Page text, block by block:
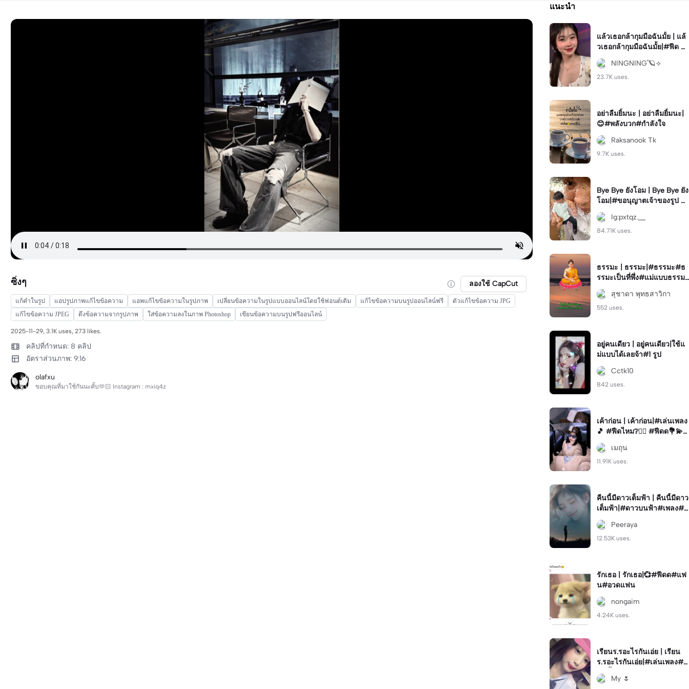
ซิ่งๆ ลองใช้ CapCut
แก้คำในรูป แอปรูปภาพแก้ไขข้อความ แอพแก้ไขข้อความในรูปภาพ เปลี่ยนข้อความในรูปแบบออนไลน์โดยใช้ฟอนต์เดิม แก้ไขข้อความบนรูปออนไลน์ฟรี
ตัวแก้ไขข้อความ JPG
แก้ไขข้อความ JPEG
ดึงข้อความจากรูปภาพ ใส่ข้อความลงในภาพ Photoshop เขียนข้อความบนรูปฟรีออนไลน์
2025-11-29, 3.1K uses, 273 likes.
คลิปที่กำหนด: 8 คลิป
อัตราส่วนภาพ: 9:16
olafxu
ขอบคุณที่มาใช้กันนะคั้บ🫶🏻 Instagram : mxiq4z
แนะนำ
แล้วเธอกล้ากุมมือฉันมั้ย | แล้
วเธอกล้ากุมมือฉันมั้ย|#ฟีด #
โทน #เล่นเพลง #มาแรง #ฮิ
ต
NINGNING˚🪐⟢
23.7K uses.
อย่าลืมยิ้มนะ | อย่าลืมยิ้มนะ|
😊#พลังบวก#กำลังใจ
Raksanook Tk
9.7K uses.
Bye Bye ยังโอม | Bye Bye ยัง
โอม|#ขอนุญาตเจ้าของรูป #
ภาพซ้อน #กำลังฮิต
Ig:pxtqz.__
84.71K uses.
ธรรมะ | ธรรมะ|#ธรรมะ#ธ
รรมะเป็นที่พึ่ง#แม่แบบธรรมะ
#sudawan
สุชาดา พุทธสาวิกา
552 uses.
อยู่คนเดียว | อยู่คนเดียว|ใช้แ
ม่แบบได้เลยจ้า#1 รูป
Cctk10
842 uses.
เค้าก่อน | เค้าก่อน|#เล่นเพลง
🎵 #ฟีดไหม❔🖐🏻 #ฟีดด💐💫
#ฟีดหน่อย🧋 #ฟีดเธอ
เมถุน
11.91K uses.
คืนนี้มีดาวเต็มฟ้า | คืนนี้มีดาว
เต็มฟ้า|#ดาวบนฟ้า#เพลง#p
eeraya
Peeraya
12.53K uses.
รักเธอ | รักเธอ|💞#ฟีดด#แฟ
น#อวดแฟน
nongaim
4.24K uses.
เรียนร.รอะไรกันเอ่ย | เรียน
ร.รอะไรกันเอ่ย|#เล่นเพลง#ค
ลิปซ้ำ#โทน
My 🌷